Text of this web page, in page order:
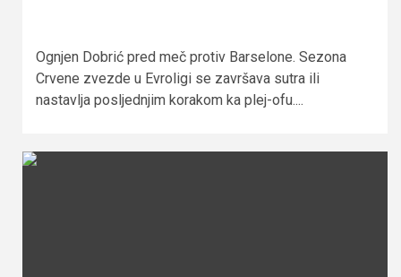
Ognjen Dobrić pred meč protiv Barselone. Sezona
Crvene zvezde u Evroligi se završava sutra ili
nastavlja posljednjim korakom ka plej-ofu....